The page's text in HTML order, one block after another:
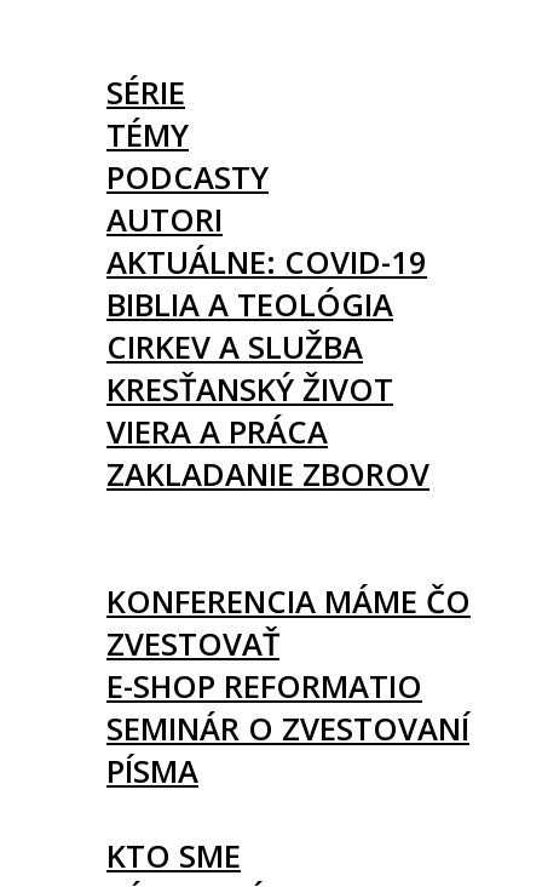
SÉRIE
TÉMY
PODCASTY
AUTORI
AKTUÁLNE: COVID-19
BIBLIA A TEOLÓGIA
CIRKEV A SLUŽBA
KRESŤANSKÝ ŽIVOT
VIERA A PRÁCA
ZAKLADANIE ZBOROV
KONFERENCIA MÁME ČO
ZVESTOVAŤ
E-SHOP REFORMATIO
SEMINÁR O ZVESTOVANÍ
PÍSMA
KTO SME